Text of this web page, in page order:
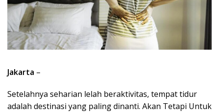
Jakarta –
Setelahnya seharian lelah beraktivitas, tempat tidur
adalah destinasi yang paling dinanti. Akan Tetapi Untuk